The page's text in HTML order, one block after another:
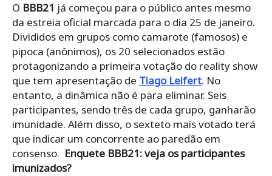
O BBB21 já começou para o público antes mesmo
da estreia oficial marcada para o dia 25 de janeiro.
Divididos em grupos como camarote (famosos) e
pipoca (anônimos), os 20 selecionados estão
protagonizando a primeira votação do reality show
que tem apresentação de Tiago Leifert. No
entanto, a dinâmica não é para eliminar. Seis
participantes, sendo três de cada grupo, ganharão
imunidade. Além disso, o sexteto mais votado terá
que indicar um concorrente ao paredão em
consenso. Enquete BBB21: veja os participantes
imunizados?